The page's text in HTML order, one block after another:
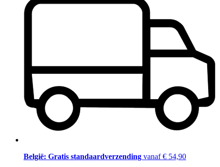
België: Gratis standaardverzending vanaf € 54,90